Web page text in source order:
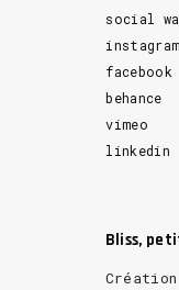
social
instagram
facebook
behance
vimeo
linkedin
Bliss,